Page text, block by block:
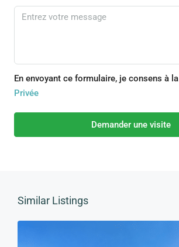
En envoyant ce formulaire, je consens à la
Privée
Demander une visite
Similar Listings